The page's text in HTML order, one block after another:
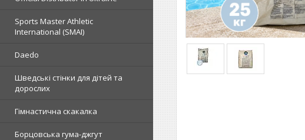
Sports Master Athletic
International (SMAI)
Daedo
Шведські стінки для дітей та
дорослих
Гімнастична скакалка
Борцовська гума-джгут